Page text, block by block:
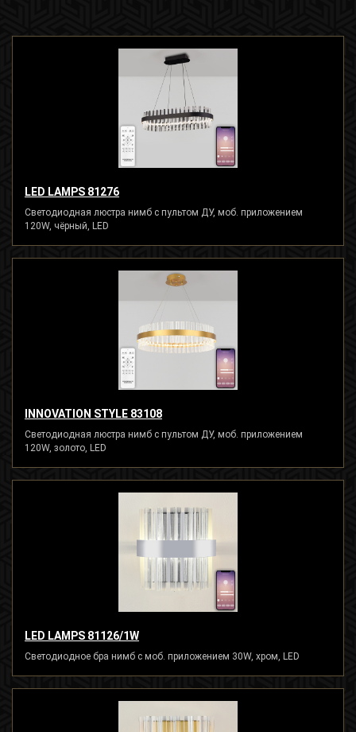
LED LAMPS 81276
Светодиодная люстра нимб с пультом ДУ, моб. приложением
120W, чёрный, LED
INNOVATION STYLE 83108
Светодиодная люстра нимб с пультом ДУ, моб. приложением
120W, золото, LED
LED LAMPS 81126/1W
Светодиодное бра нимб с моб. приложением 30W, хром, LED